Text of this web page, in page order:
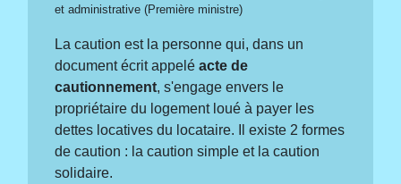
et administrative (Première ministre)
La caution est la personne qui, dans un
document écrit appeléacte de
cautionnement, s'engage envers le
propriétaire du logement loué à payer les
dettes locatives du locataire. Il existe 2 formes
de caution : la caution simple et la caution
solidaire.